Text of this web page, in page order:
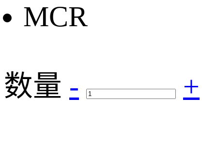
MCR
数量 - +